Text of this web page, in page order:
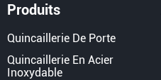
Produits
Quincaillerie De Porte
Quincaillerie En Acier
Inoxydable